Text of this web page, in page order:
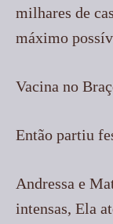
milhares de
máximo
Vacina no
Então partiu
Andressa e
intensas, Ela